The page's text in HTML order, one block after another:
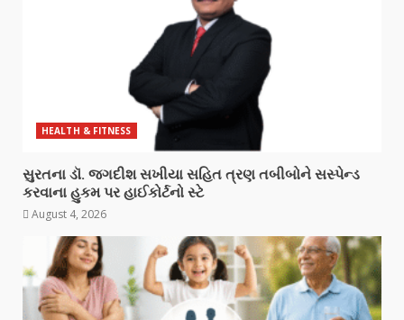
HEALTH & FITNESS
સુરતના ડૉ. જગદીશ સખીયા સહિત ત્રણ તબીબોને સસ્પેન્ડ
કરવાના હુકમ પર હાઈકોર્ટનો સ્ટે
August 4, 2026